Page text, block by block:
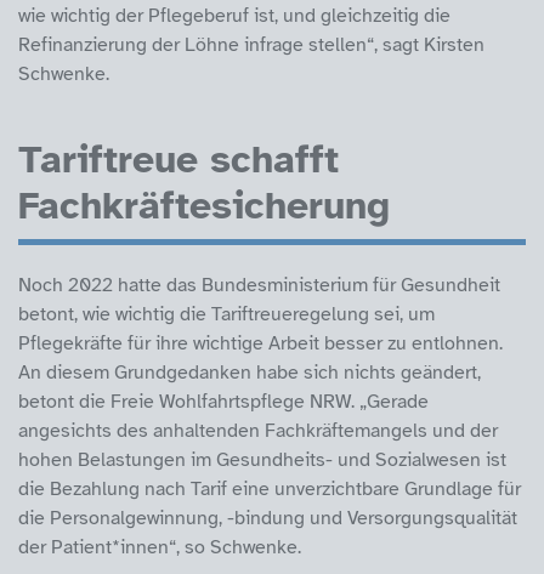
wie wichtig der Pflegeberuf ist, und gleichzeitig die
Refinanzierung der Löhne infrage stellen“, sagt Kirsten
Schwenke.
Tariftreue schafft
Fachkräftesicherung
Noch 2022 hatte das Bundesministerium für Gesundheit
betont, wie wichtig die Tariftreueregelung sei, um
Pflegekräfte für ihre wichtige Arbeit besser zu entlohnen.
An diesem Grundgedanken habe sich nichts geändert,
betont die Freie Wohlfahrtspflege NRW. „Gerade
angesichts des anhaltenden Fachkräftemangels und der
hohen Belastungen im Gesundheits- und Sozialwesen ist
die Bezahlung nach Tarif eine unverzichtbare Grundlage für
die Personalgewinnung, -bindung und Versorgungsqualität
der Patient*innen“, so Schwenke.